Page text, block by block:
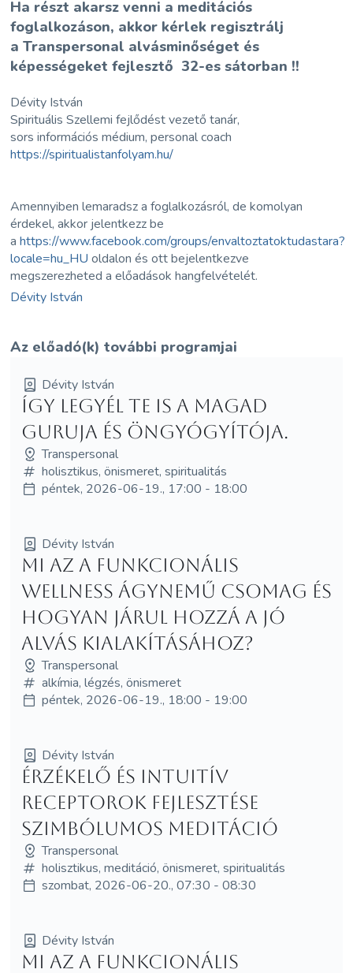
Ha részt akarsz venni a meditációs
foglalkozáson, akkor kérlek regisztrálj
a Transpersonal alvásminőséget és
képességeket fejlesztő 32-es sátorban !!
Dévity István
Spirituális Szellemi fejlődést vezető tanár,
sors információs médium, personal coach
https://spiritualistanfolyam.hu/
Amennyiben lemaradsz a foglalkozásról, de komolyan
érdekel, akkor jelentkezz be
ahttps://www.facebook.com/groups/envaltoztatoktudastara?
locale=hu_HU oldalon és ott bejelentkezve
megszerezheted a előadások hangfelvételét.
Dévity István
Az előadó(k) további programjai
Dévity István
Így legyél te is a magad
guruja és öngyógyítója.
Transpersonal
holisztikus, önismeret, spiritualitás
péntek, 2026-06-19., 17:00 - 18:00
Dévity István
Mi az a funkcionális
wellness ágynemű csomag és
hogyan járul hozzá a jó
alvás kialakításához?
Transpersonal
alkímia, légzés, önismeret
péntek, 2026-06-19., 18:00 - 19:00
Dévity István
Érzékelő és intuitív
receptorok fejlesztése
szimbólumos meditáció
Transpersonal
holisztikus, meditáció, önismeret, spiritualitás
szombat, 2026-06-20., 07:30 - 08:30
Dévity István
Mi az a funkcionális